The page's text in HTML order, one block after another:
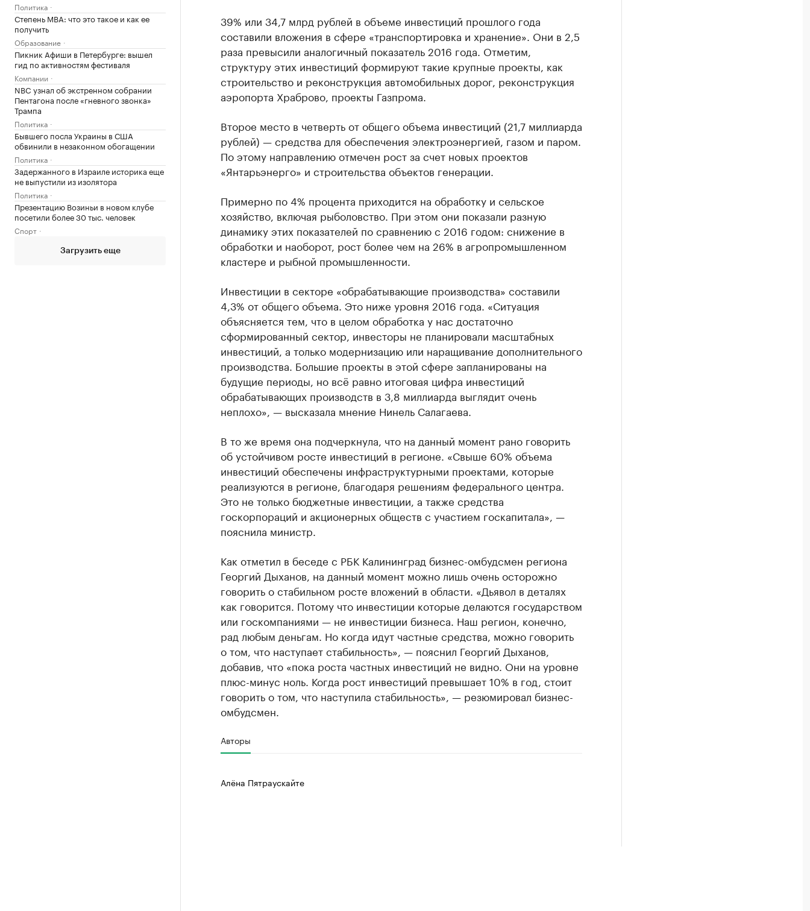
Политика
Степень MBA: что это такое и как ее
получить
Образование
Пикник Афиши в Петербурге: вышел
гид по активностям фестиваля
Компании
NBC узнал об экстренном собрании
Пентагона после «гневного звонка»
Трампа
Политика
Бывшего посла Украины в США
обвинили в незаконном обогащении
Политика
Задержанного в Израиле историка еще
не выпустили из изолятора
Политика
Презентацию Возиньи в новом клубе
посетили более 30 тыс. человек
Спорт
Загрузить еще
39% или 34,7 млрд рублей в объеме инвестиций прошлого года
составили вложения в сфере «транспортировка и хранение». Они в 2,5
раза превысили аналогичный показатель 2016 года. Отметим,
структуру этих инвестиций формируют такие крупные проекты, как
строительство и реконструкция автомобильных дорог, реконструкция
аэропорта Храброво, проекты Газпрома.
Второе место в четверть от общего объема инвестиций (21,7 миллиарда
рублей) — средства для обеспечения электроэнергией, газом и паром.
По этому направлению отмечен рост за счет новых проектов
«Янтарьэнерго» и строительства объектов генерации.
Примерно по 4% процента приходится на обработку и сельское
хозяйство, включая рыболовство. При этом они показали разную
динамику этих показателей по сравнению с 2016 годом: снижение в
обработки и наоборот, рост более чем на 26% в агропромышленном
кластере и рыбной промышленности.
Инвестиции в секторе «обрабатывающие производства» составили
4,3% от общего объема. Это ниже уровня 2016 года. «Ситуация
объясняется тем, что в целом обработка у нас достаточно
сформированный сектор, инвесторы не планировали масштабных
инвестиций, а только модернизацию или наращивание дополнительного
производства. Большие проекты в этой сфере запланированы на
будущие периоды, но всё равно итоговая цифра инвестиций
обрабатывающих производств в 3,8 миллиарда выглядит очень
неплохо», — высказала мнение Нинель Салагаева.
В то же время она подчеркнула, что на данный момент рано говорить
об устойчивом росте инвестиций в регионе. «Свыше 60% объема
инвестиций обеспечены инфраструктурными проектами, которые
реализуются в регионе, благодаря решениям федерального центра.
Это не только бюджетные инвестиции, а также средства
госкорпораций и акционерных обществ с участием госкапитала», —
пояснила министр.
Как отметил в беседе с РБК Калининград бизнес-омбудсмен региона
Георгий Дыханов, на данный момент можно лишь очень осторожно
говорить о стабильном росте вложений в области. «Дьявол в деталях
как говорится. Потому что инвестиции которые делаются государством
или госкомпаниями — не инвестиции бизнеса. Наш регион, конечно,
рад любым деньгам. Но когда идут частные средства, можно говорить
о том, что наступает стабильность», — пояснил Георгий Дыханов,
добавив, что «пока роста частных инвестиций не видно. Они на уровне
плюс-минус ноль. Когда рост инвестиций превышает 10% в год, стоит
говорить о том, что наступила стабильность», — резюмировал бизнес-
омбудсмен.
Авторы
Алёна Пятраускайте